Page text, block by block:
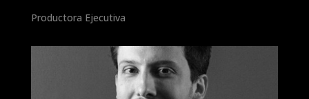
Productora Ejecutiva